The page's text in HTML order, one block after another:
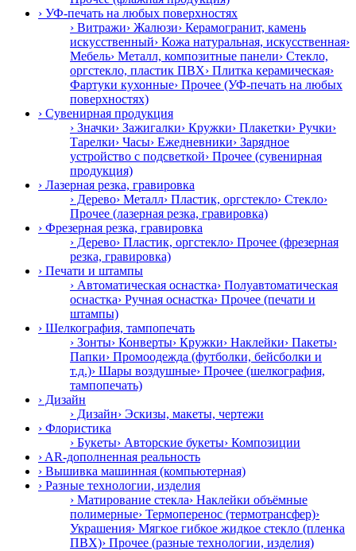
› УФ-печать на любых поверхностях
› Витражи› Жалюзи› Керамогранит, камень
искусственный› Кожа натуральная, искусственная›
Мебель› Металл, композитные панели› Стекло,
оргстекло, пластик ПВХ› Плитка керамическая›
Фартуки кухонные› Прочее (УФ-печать на любых
поверхностях)
› Сувенирная продукция
› Значки› Зажигалки› Кружки› Плакетки› Ручки›
Тарелки› Часы› Ежедневники› Зарядное
устройство с подсветкой› Прочее (сувенирная
продукция)
› Лазерная резка, гравировка
› Дерево› Металл› Пластик, оргстекло› Стекло›
Прочее (лазерная резка, гравировка)
› Фрезерная резка, гравировка
› Дерево› Пластик, оргстекло› Прочее (фрезерная
резка, гравировка)
› Печати и штампы
› Автоматическая оснастка› Полуавтоматическая
оснастка› Ручная оснастка› Прочее (печати и
штампы)
› Шелкография, тампопечать
› Зонты› Конверты› Кружки› Наклейки› Пакеты›
Папки› Промоодежда (футболки, бейсболки и
т.д.)› Шары воздушные› Прочее (шелкография,
тампопечать)
› Дизайн
› Дизайн› Эскизы, макеты, чертежи
› Флористика
› Букеты› Авторские букеты› Композиции
› AR-дополненная реальность
› Вышивка машинная (компьютерная)
› Разные технологии, изделия
› Матирование стекла› Наклейки объёмные
полимерные› Термоперенос (термотрансфер)›
Украшения› Мягкое гибкое жидкое стекло (пленка
ПВХ)› Прочее (разные технологии, изделия)